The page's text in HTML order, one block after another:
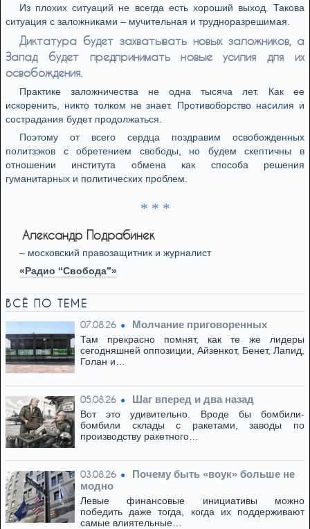
Из плохих ситуаций не всегда есть хороший выход. Такова
ситуация с заложниками – мучительная и трудноразрешимая.
Диктатура будет захватывать новых заложников, а
Запад будет предпринимать новые усилия для их
освобождения.
Практике заложничества не одна тысяча лет. Как ее
искоренить, никто толком не знает. Противоборство насилия и
сострадания будет продолжаться.
Поэтому от всего сердца поздравим освобожденных
политзэков с обретением свободы, но будем скептичны в
отношении института обмена как способа решения
гуманитарных и политических проблем.
* * *
Александр Подрабинек
– московский правозащитник и журналист
«Радио “Свобода”»
ВСЁ ПО ТЕМЕ
07.08.26 Молчание приговоренных
Там прекрасно помнят, как те же лидеры
сегодняшней оппозиции, Айзенкот, Бенет, Лапид,
Голан и…
05.08.26 Шаг вперед и два назад
Вот это удивительно. Вроде бы бомбили-
бомбили склады с ракетами, заводы по
производству ракетного…
03.08.26
Почему быть «воук» больше не
модно
Левые финансовые инициативы можно
победить даже тогда, когда их поддерживают
самые влиятельные…